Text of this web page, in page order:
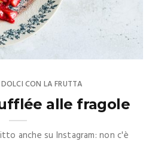
DOLCI CON LA FRUTTA
alle fragole
anche su Instagram: non c'è